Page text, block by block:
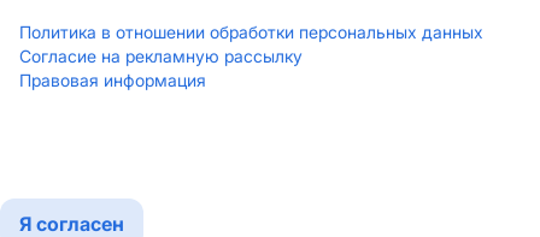
Политика в отношении обработки персональных данных
Согласие на рекламную рассылку
Правовая информация
Я согласен